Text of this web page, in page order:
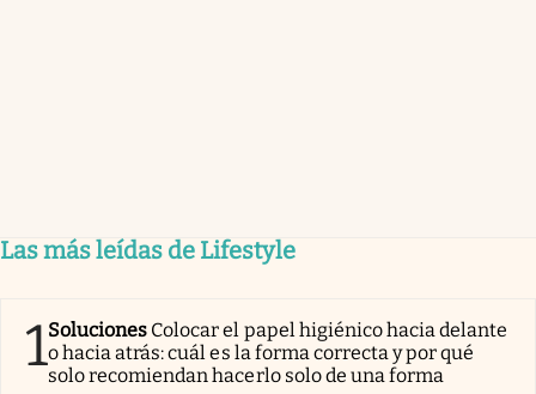
Las más leídas de Lifestyle
1Soluciones Colocar el papel higiénico hacia delante
o hacia atrás: cuál es la forma correcta y por qué
solo recomiendan hacerlo solo de una forma